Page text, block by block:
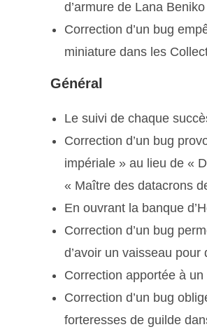
d’armure de Lana
Correction d’un bug
miniature dans les
Général
Le suivi de chaque
Correction d’un bug
impériale » au lieu de «
« Maître des datacrons
En ouvrant la banque
Correction d’un bug
d’avoir un vaisseau pour
Correction apportée à
Correction d’un bug
forteresses de guilde